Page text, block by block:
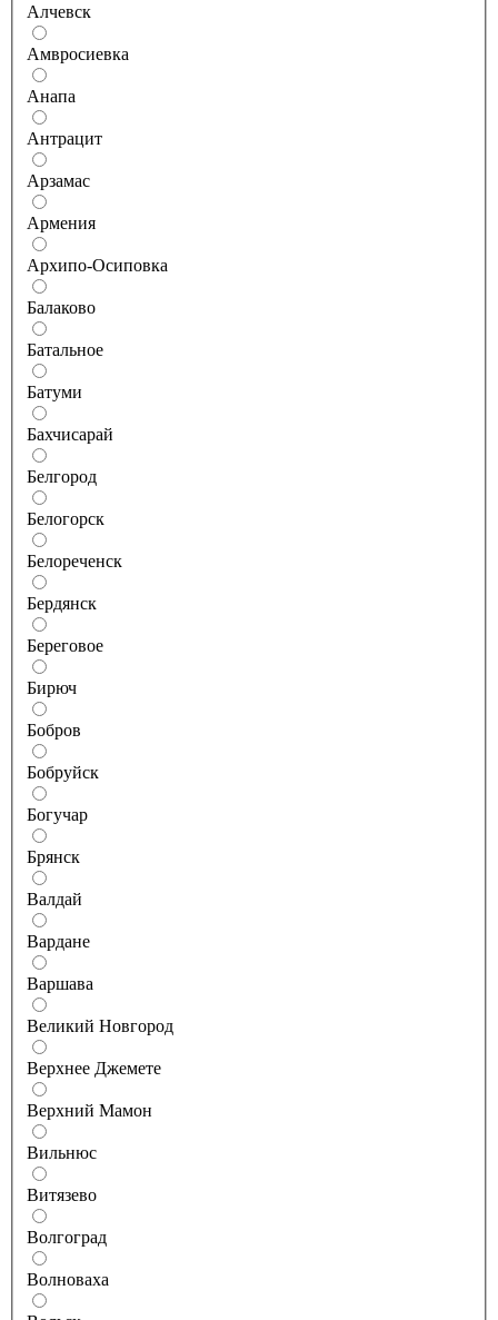
Алчевск
Амвросиевка
Анапа
Антрацит
Арзамас
Армения
Архипо-Осиповка
Балаково
Батальное
Батуми
Бахчисарай
Белгород
Белогорск
Белореченск
Бердянск
Береговое
Бирюч
Бобров
Бобруйск
Богучар
Брянск
Валдай
Вардане
Варшава
Великий Новгород
Верхнее Джемете
Верхний Мамон
Вильнюс
Витязево
Волгоград
Волноваха